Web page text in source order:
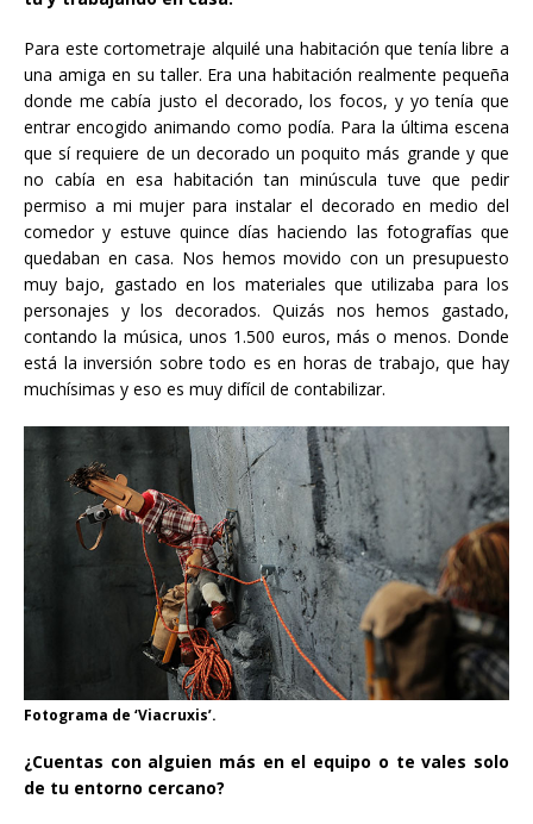
Para este cortometraje alquilé una habitación que tenía libre a
una amiga en su taller. Era una habitación realmente pequeña
donde me cabía justo el decorado, los focos, y yo tenía que
entrar encogido animando como podía. Para la última escena
que sí requiere de un decorado un poquito más grande y que
no cabía en esa habitación tan minúscula tuve que pedir
permiso a mi mujer para instalar el decorado en medio del
comedor y estuve quince días haciendo las fotografías que
quedaban en casa. Nos hemos movido con un presupuesto
muy bajo, gastado en los materiales que utilizaba para los
personajes y los decorados. Quizás nos hemos gastado,
contando la música, unos 1.500 euros, más o menos. Donde
está la inversión sobre todo es en horas de trabajo, que hay
muchísimas y eso es muy difícil de contabilizar.
Fotograma de ‘Viacruxis’.
¿Cuentas con alguien más en el equipo o te vales solo
de tu entorno cercano?